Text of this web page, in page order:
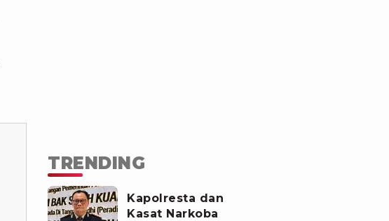
TRENDING
Kapolresta dan
Kasat Narkoba